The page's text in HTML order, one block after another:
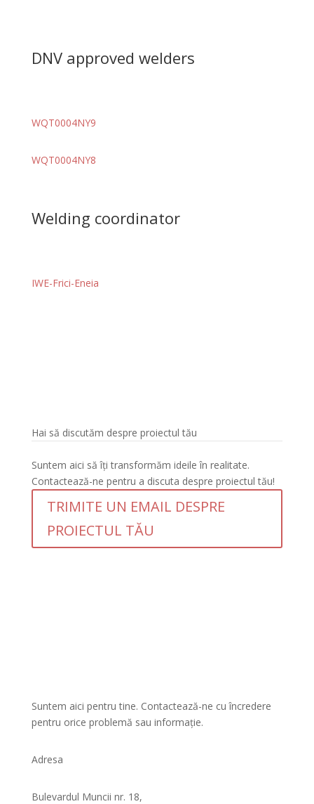
DNV approved welders
WQT0004NY9
WQT0004NY8
Welding coordinator
IWE-Frici-Eneia
Hai să discutăm despre proiectul tău
Suntem aici să îți transformăm ideile în realitate.
Contactează-ne pentru a discuta despre proiectul tău!
TRIMITE UN EMAIL DESPRE
PROIECTUL TĂU
Suntem aici pentru tine. Contactează-ne cu încredere
pentru orice problemă sau informație.
Adresa
Bulevardul Muncii nr. 18,